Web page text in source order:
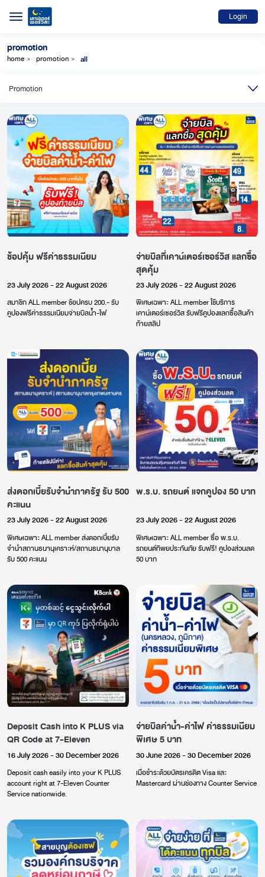
Login
promotion
home promotion all
ช้อปคุ้ม ฟรีค่าธรรมเนียม
23 July 2026 - 22 August 2026
สมาชิก ALL member ช้อปครบ 200.- รับ
คูปองฟรีค่าธรรมเนียมจ่ายบิลน้ำ-ไฟ
จ่ายบิลที่เคาน์เตอร์เซอร์วิส แลกซื้อ
สุดคุ้ม
23 July 2026 - 22 August 2026
พิเศษเฉพาะ ALL member ใช้บริการ
เคาน์เตอร์เซอร์วิส รับฟรีคูปองแลกซื้อสินค้า
ท้ายสลิป
ส่งดอกเบี้ยรับจำนำภาครัฐ รับ 500
คะแนน
23 July 2026 - 22 August 2026
พิเศษเฉพาะ ALL member ส่งดอกเบี้ยรับ
จำนำสถานธนานุเคราะห์/สถานธนานุบาล
รับ 500 คะแนน
พ.ร.บ. รถยนต์ แจกคูปอง 50 บาท
23 July 2026 - 22 August 2026
พิเศษเฉพาะ ALL member ซื้อ พ.ร.บ.
รถยนต์ทิพยประกันภัย รับฟรี! คูปองส่วนลด
50 บาท
Deposit Cash into K PLUS via
QR Code at 7-Eleven
16 July 2026 - 30 December 2026
Deposit cash easily into your K PLUS
account right at 7-Eleven Counter
Service nationwide.
จ่ายบิลค่าน้ำ-ค่าไฟ ค่าธรรมเนียม
พิเศษ 5 บาท
30 June 2026 - 30 December 2026
เมื่อชำระด้วยบัตรเครดิต Visa และ
Mastercard ผ่านช่องทาง Counter Service